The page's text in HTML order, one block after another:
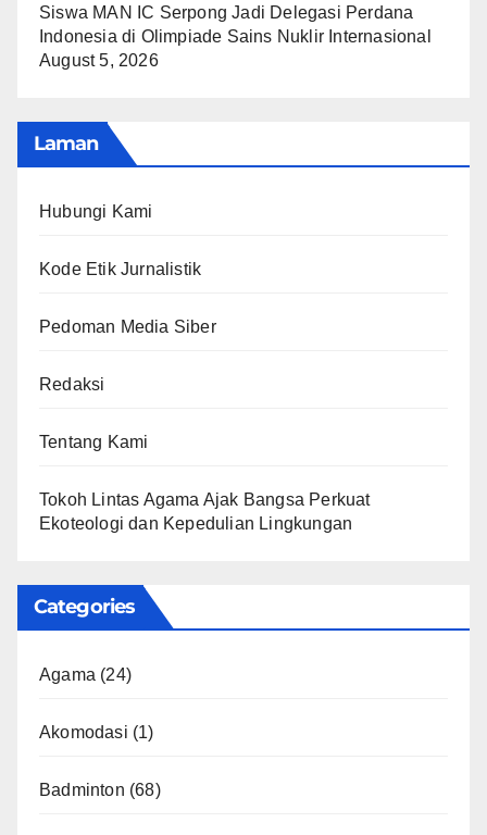
Siswa MAN IC Serpong Jadi Delegasi Perdana
Indonesia di Olimpiade Sains Nuklir Internasional
August 5, 2026
Laman
Hubungi Kami
Kode Etik Jurnalistik
Pedoman Media Siber
Redaksi
Tentang Kami
Tokoh Lintas Agama Ajak Bangsa Perkuat
Ekoteologi dan Kepedulian Lingkungan
Categories
Agama (24)
Akomodasi (1)
Badminton (68)